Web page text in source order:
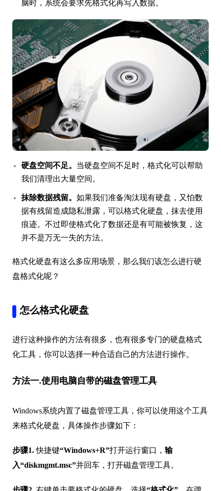
脑时，系统会要求先格式化再写入数据。
硬盘空间不足。 当硬盘空间不足时，格式化可以帮助
我们清理出大量空间。
抹除数据残留。 如果我们准备淘汰现有硬盘，又怕数
据有残留造成隐私泄露，可以格式化硬盘，抹去使用
痕迹。不过即使格式化了数据还是有可能被恢复，这
并不是万无一失的方法。
格式化硬盘有这么多应用场景，那么我们该怎么进行硬
盘格式化呢？
怎么格式化硬盘
进行这种操作的方法有很多，也有很多专门的硬盘格式
化工具，你可以选择一种合适自己的方法进行操作。
方法一.使用电脑自带的磁盘管理工具
Windows系统内置了磁盘管理工具，你可以使用这个工具
来格式化硬盘，具体操作步骤如下：
步骤1.快捷键“Windows+R”打开运行窗口， 输
入“diskmgmt.msc”并回车，打开磁盘管理工具。